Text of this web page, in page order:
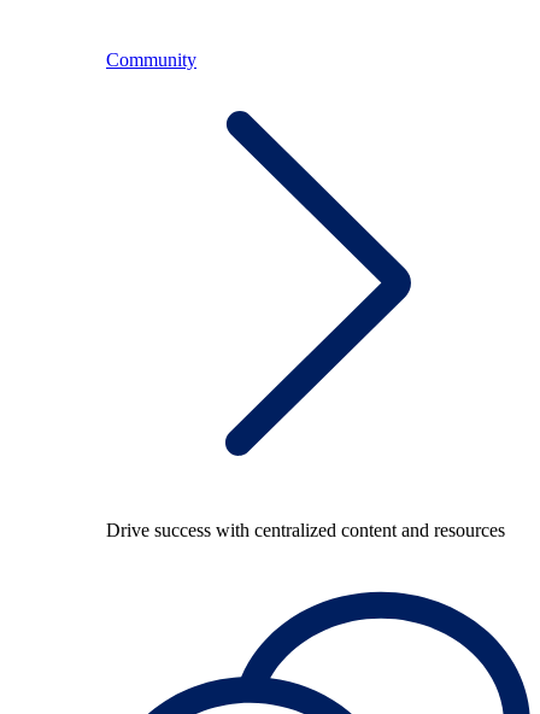
Community
Drive success with centralized content and resources